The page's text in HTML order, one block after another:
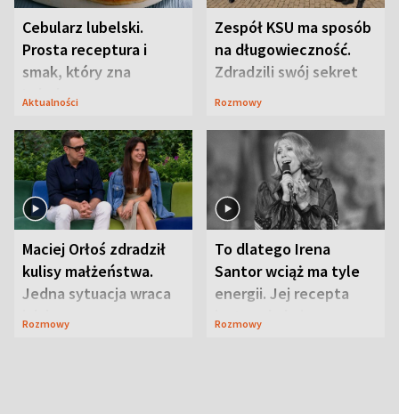
Cebularz lubelski.
Prosta receptura i
smak, który zna
Lubelszczyzna
Aktualności
Zespół KSU ma sposób
na długowieczność.
Zdradzili swój sekret
Rozmowy
Maciej Orłoś zdradził
kulisy małżeństwa.
Jedna sytuacja wraca
jak bumerang
Rozmowy
To dlatego Irena
Santor wciąż ma tyle
energii. Jej recepta
jest zaskakująco
Rozmowy